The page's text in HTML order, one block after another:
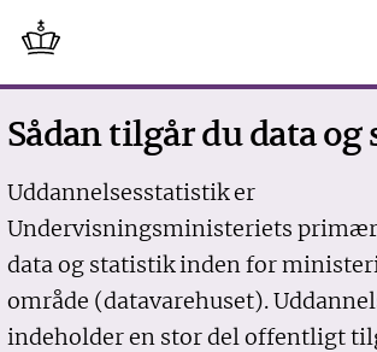
Sådan tilgår du data
Uddannelsesstatistik er
Undervisningsministeriets
data og statistik inden for
område (datavarehuset).
indeholder en stor del offentligt